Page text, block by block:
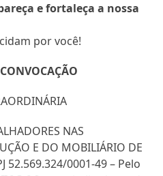
e fortaleça a nossa
por você!
NAS
E DO MOBILIÁRIO DE
52.569.324/0001-49 – Pelo